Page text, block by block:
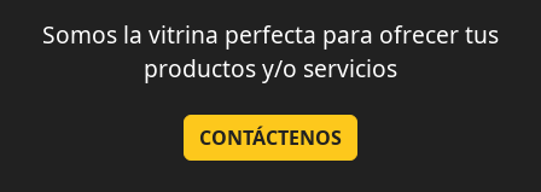
Somos la vitrina perfecta para ofrecer tus
productos y/o servicios
CONTÁCTENOS